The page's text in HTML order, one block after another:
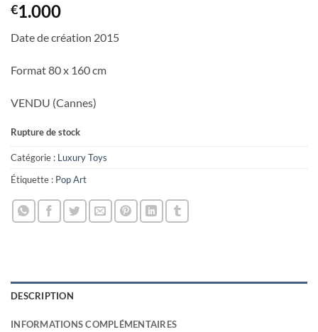
€1.000
Date de création 2015
Format 80 x 160 cm
VENDU (Cannes)
Rupture de stock
Catégorie : Luxury Toys
Étiquette : Pop Art
DESCRIPTION
INFORMATIONS COMPLÉMENTAIRES